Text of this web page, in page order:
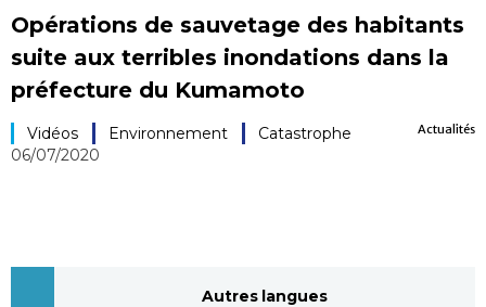
Économie
Société
Culture
Opérations de sauvetage des habitants
suite aux terribles inondations dans la
préfecture du Kumamoto
Actualités
Vidéos Environnement
Catastrophe
06/07/2020
Autres langues